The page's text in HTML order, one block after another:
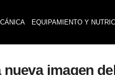
EQUIPAMIENTO Y
imagen